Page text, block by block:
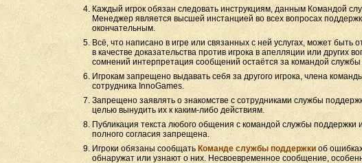
Каждый игрок обязан следовать инструкциям, данным Командой
Менеджер является высшей инстанцией во всех вопросах
окончательным.
Всё, что написано в игре или связанных с ней услугах, может быть
в качестве доказательства против игрока в апелляции или других
сомнений интерпретация сообщений остаётся за командой
Игрокам запрещено выдавать себя за другого игрока, члена
сотрудника InnoGames.
Запрещено заявлять о знакомстве с сотрудниками службы
целью вынудить их к каким-либо действиям.
Публикация текста любого общения с командой службы поддержки
полного согласия запрещена.
Игроки обязаны сообщать Команде службы поддержкиоб ошибках
обнаружат или узнают о них. Несвоевременное сообщение,